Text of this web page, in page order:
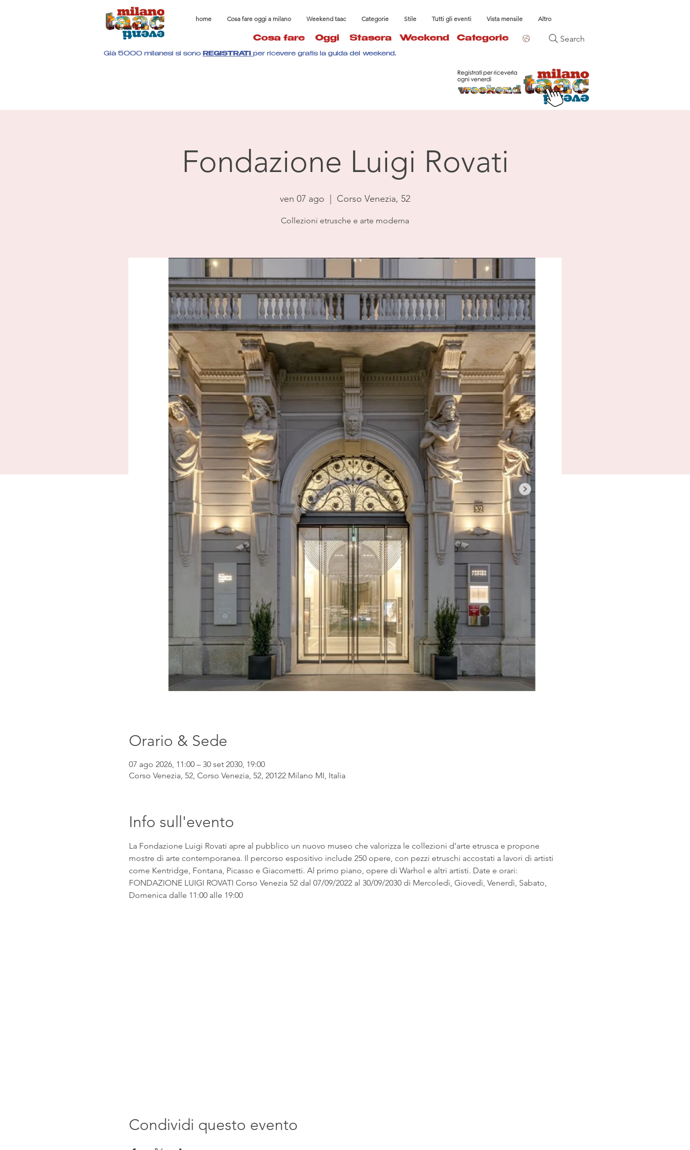
home Cosa fare oggi a milano Weekend taac Categorie Stile Tutti gli eventi Vista mensile Altro
Cosa fare Oggi Stasera Weekend Categorie Search
Già 5000 milanesi si sono REGISTRATI per ricevere gratis la guida del weekend.
Fondazione Luigi Rovati
ven 07 ago Corso Venezia, 52
Collezioni etrusche e arte moderna
Orario & Sede
07 ago 2026, 11:00 – 30 set 2030, 19:00
Corso Venezia, 52, Corso Venezia, 52, 20122 Milano MI, Italia
Info sull'evento
La Fondazione Luigi Rovati apre al pubblico un nuovo museo che valorizza le collezioni d’arte etrusca e propone
mostre di arte contemporanea. Il percorso espositivo include 250 opere, con pezzi etruschi accostati a lavori di artisti
come Kentridge, Fontana, Picasso e Giacometti. Al primo piano, opere di Warhol e altri artisti. Date e orari:
FONDAZIONE LUIGI ROVATI Corso Venezia 52 dal 07/09/2022 al 30/09/2030 di Mercoledì, Giovedì, Venerdì, Sabato,
Domenica dalle 11:00 alle 19:00
Condividi questo evento